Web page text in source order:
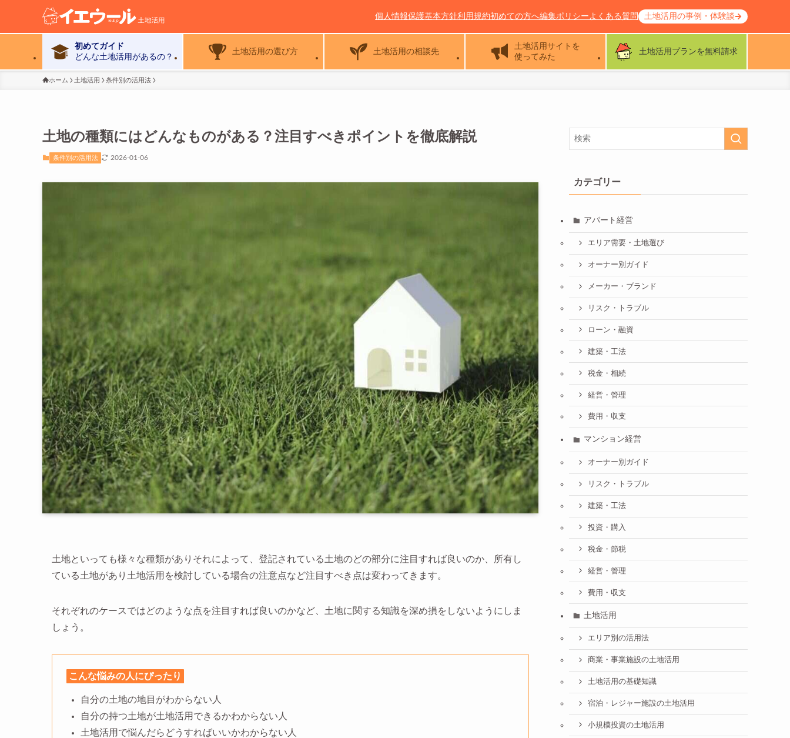
初めてガイド
どんな土地活用があるの？
土地活用の選び方 土地活用の相談先
土地活用サイトを
使ってみた
土地活用プランを無料請求
個人情報保護基本方針利用規約初めての方へ編集ポリシーよくある質問 土地活用の事例・体験談
ホーム 土地活用 条件別の活用法
土地の種類にはどんなものがある？注目すべきポイントを徹底解説
条件別の活用法 2026-01-06
土地といっても様々な種類がありそれによって、登記されている土地のどの部分に注目すれば良いのか、所有し
ている土地があり土地活用を検討している場合の注意点など注目すべき点は変わってきます。
それぞれのケースではどのような点を注目すれば良いのかなど、土地に関する知識を深め損をしないようにしま
しょう。
こんな悩みの人にぴったり
自分の土地の地目がわからない人
自分の持つ土地が土地活用できるかわからない人
土地活用で悩んだらどうすればいいかわからない人
カテゴリー
アパート経営
エリア需要・土地選び
オーナー別ガイド
メーカー・ブランド
リスク・トラブル
ローン・融資
建築・工法
税金・相続
経営・管理
費用・収支
マンション経営
オーナー別ガイド
リスク・トラブル
建築・工法
投資・購入
税金・節税
経営・管理
費用・収支
土地活用
エリア別の活用法
商業・事業施設の土地活用
土地活用の基礎知識
宿泊・レジャー施設の土地活用
小規模投資の土地活用